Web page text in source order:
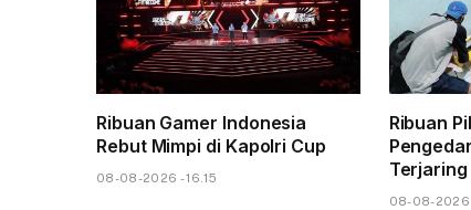
Ribuan Gamer Indonesia
Rebut Mimpi di Kapolri Cup
08-08-2026 - 16.15
Ribuan
Terjaring
08-08-2026